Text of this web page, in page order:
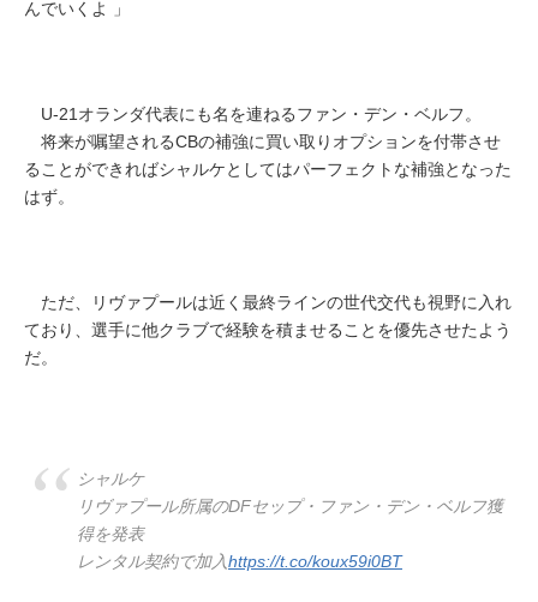
んでいくよ 」
U-21オランダ代表にも名を連ねるファン・デン・ベルフ。
将来が嘱望されるCBの補強に買い取りオプションを付帯させ
ることができればシャルケとしてはパーフェクトな補強となった
はず。
ただ、リヴァプールは近く最終ラインの世代交代も視野に入れ
ており、選手に他クラブで経験を積ませることを優先させたよう
だ。
シャルケ
リヴァプール所属のDFセップ・ファン・デン・ベルフ獲
得を発表
レンタル契約で加入https://t.co/koux59i0BT